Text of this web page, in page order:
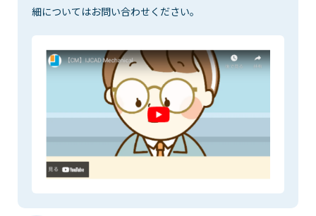
細についてはお問い合わせください。